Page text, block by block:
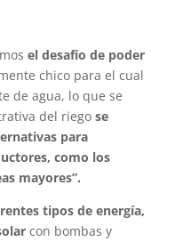
el desafío de poder
chico para el cual
de agua, lo que se
del riego se
para
como los
mayores”.
tipos de energía,
con bombas y